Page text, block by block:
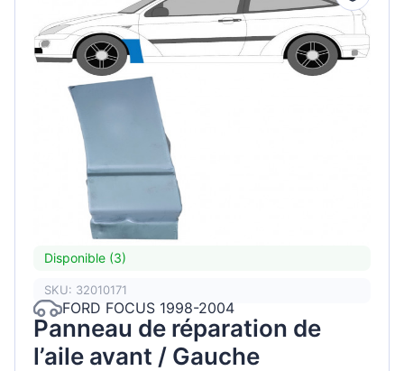
Disponible (3)
SKU: 32010171
FORD FOCUS 1998-2004
Panneau de réparation de
l’aile avant / Gauche